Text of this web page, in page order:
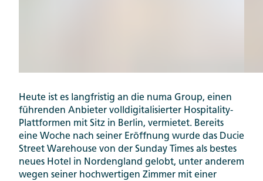
Heute ist es langfristig an die numa Group, einen
führenden Anbieter volldigitalisierter Hospitality-
Plattformen mit Sitz in Berlin, vermietet. Bereits
eine Woche nach seiner Eröffnung wurde das Ducie
Street Warehouse von der Sunday Times als bestes
neues Hotel in Nordengland gelobt, unter anderem
wegen seiner hochwertigen Zimmer mit einer